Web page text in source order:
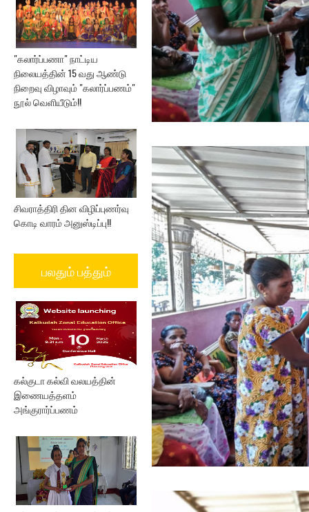
"கலார்ப்பணா" நாட்டிய
நிலையத்தின் 15 வது ஆண்டு
நிறைவு விழாவும் "கலார்ப்பணம்"
நூல் வெளியீடும்!!
சிவராத்திரி தின விழிப்புணர்வு
கொடி வாரம் அனுஸ்டிப்பு!!
பலதும் பத்தும்
கல்குடா கல்வி வலயத்தின்
இணையத்தளம்
அங்குரார்ப்பணம்